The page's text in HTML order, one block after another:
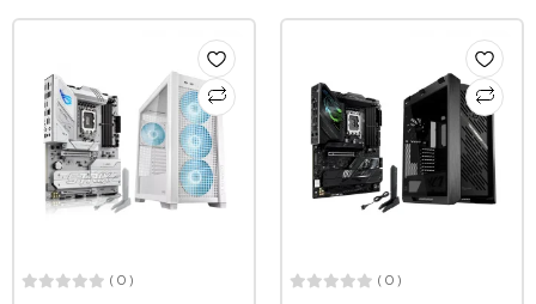
( 0 ) ( 0 )